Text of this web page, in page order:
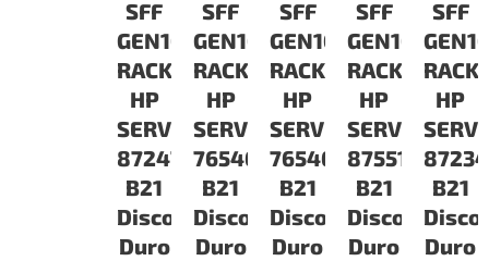
SFF
GEN10
RACK
HP
SERVIDORES
872475-
B21
Disco
Duro
SFF
GEN10
RACK
HP
SERVIDORES
765466-
B21
Disco
Duro
SFF
GEN10
RACK
HP
SERVIDORES
765464-
B21
Disco
Duro
SFF
GEN10
RACK
HP
SERVIDORES
875511-
B21
Disco
Duro
SFF
RACK
HP
B21
Disco
Duro